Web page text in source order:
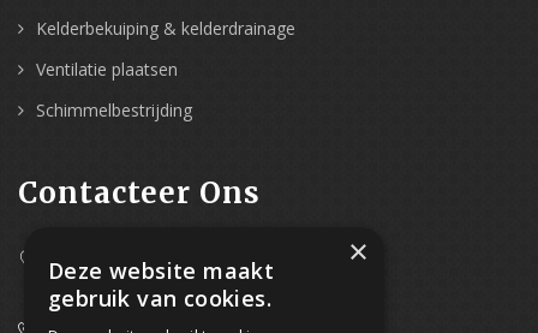
Kelderbekuiping & kelderdrainage
Ventilatie plaatsen
Schimmelbestrijding
Contacteer Ons
Westpoort 37B,
2070 Zwijndrecht
×
Deze website maakt
gebruik van cookies.